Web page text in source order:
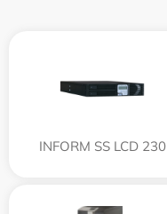
INFORM SS LCD 230